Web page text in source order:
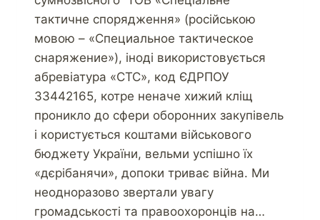
тактичне спорядження» (російською
мовою – «Специальное тактическое
снаряжение»), іноді використовується
абревіатура «СТС», код ЄДРПОУ
33442165, котре неначе хижий кліщ
проникло до сфери оборонних закупівель
і користується коштами військового
бюджету України, вельми успішно їх
«дєрібанячи», допоки триває війна. Ми
неодноразово звертали увагу
громадськості та правоохоронців на…